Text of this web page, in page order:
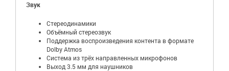
Звук
Стереодинамики
Объёмный стереозвук
Поддержка воспроизведения контента в формате
Dolby Atmos
Система из трёх направленных микрофонов
Выход 3.5 мм для наушников